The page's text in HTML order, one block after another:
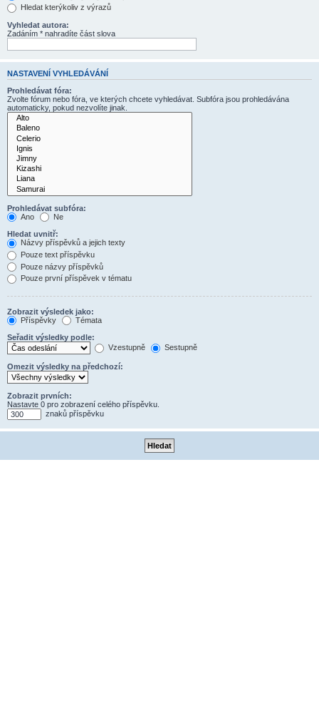
Hledat kterýkoliv z výrazů
Vyhledat autora:
Zadáním * nahradíte část slova
NASTAVENÍ VYHLEDÁVÁNÍ
Prohledávat fóra:
Zvolte fórum nebo fóra, ve kterých chcete vyhledávat. Subfóra jsou prohledávána
automaticky, pokud nezvolíte jinak.
Prohledávat subfóra:
Ano
Ne
Hledat uvnitř:
Názvy příspěvků a jejich texty
Pouze text příspěvku
Pouze názvy příspěvků
Pouze první příspěvek v tématu
Zobrazit výsledek jako:
Příspěvky
Témata
Seřadit výsledky podle:
Vzestupně
Sestupně
Omezit výsledky na předchozí:
Zobrazit prvních:
Nastavte 0 pro zobrazení celého příspěvku.
znaků příspěvku